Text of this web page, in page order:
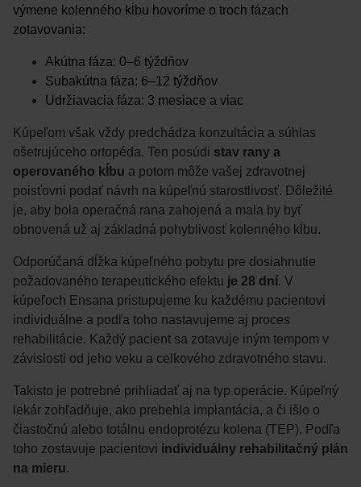
výmene kolenného kĺbu hovoríme o troch fázach
zotavovania:
Akútna fáza: 0–6 týždňov
Subakútna fáza: 6–12 týždňov
Udržiavacia fáza: 3 mesiace a viac
Kúpeľom však vždy predchádza konzultácia a súhlas
ošetrujúceho ortopéda. Ten posúdi stav rany a
operovaného kĺbu a potom môže vašej zdravotnej
poisťovni podať návrh na kúpeľnú starostlivosť. Dôležité
je, aby bola operačná rana zahojená a mala by byť
obnovená už aj základná pohyblivosť kolenného kĺbu.
Odporúčaná dĺžka kúpeľného pobytu pre dosiahnutie
požadovaného terapeutického efektu je 28 dní. V
kúpeľoch Ensana pristupujeme ku každému pacientovi
individuálne a podľa toho nastavujeme aj proces
rehabilitácie. Každý pacient sa zotavuje iným tempom v
závislosti od jeho veku a celkového zdravotného stavu.
Takisto je potrebné prihliadať aj na typ operácie. Kúpeľný
lekár zohľadňuje, ako prebehla implantácia, a či išlo o
čiastočnú alebo totálnu endoprotézu kolena (TEP). Podľa
toho zostavuje pacientovi individuálny rehabilitačný plán
na mieru.